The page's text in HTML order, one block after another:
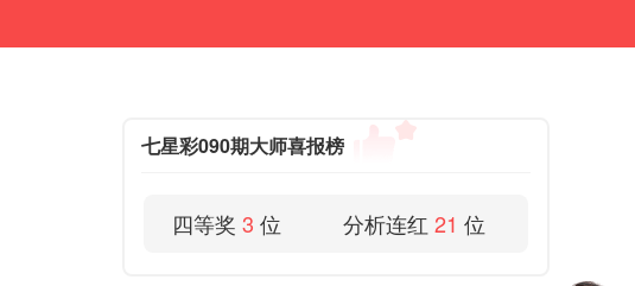
七星彩090期大师喜报榜
四等奖 3 位 分析连红 21 位